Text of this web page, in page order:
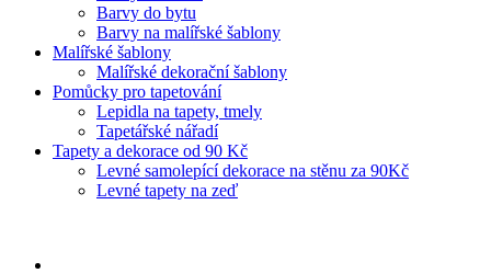
Barvy do bytu
Barvy na malířské šablony
Malířské šablony
Malířské dekorační šablony
Pomůcky pro tapetování
Lepidla na tapety, tmely
Tapetářské nářadí
Tapety a dekorace od 90 Kč
Levné samolepící dekorace na stěnu za 90Kč
Levné tapety na zeď